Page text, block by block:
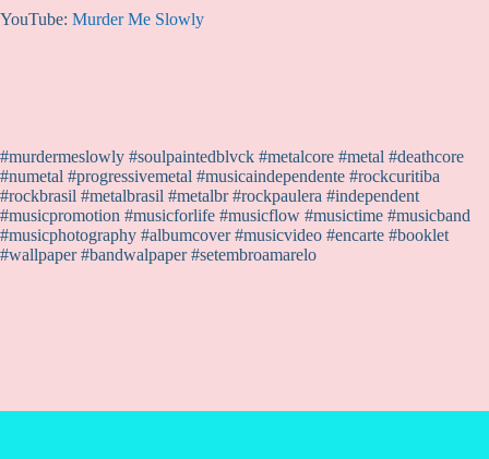
YouTube: Murder Me Slowly
#murdermeslowly #soulpaintedblvck #metalcore #metal #deathcore
#numetal #progressivemetal #musicaindependente #rockcuritiba
#rockbrasil #metalbrasil #metalbr #rockpaulera #independent
#musicpromotion #musicforlife #musicflow #musictime #musicband
#musicphotography #albumcover #musicvideo #encarte #booklet
#wallpaper #bandwalpaper #setembroamarelo